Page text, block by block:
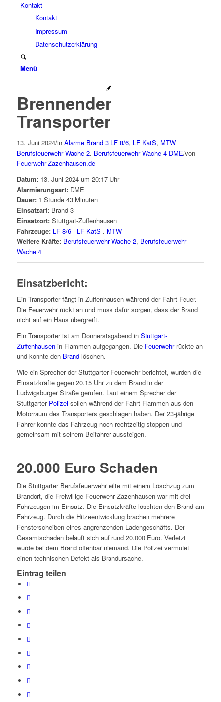
Kontakt
Kontakt
Impressum
Datenschutzerklärung
Menü
Brennender
Transporter
13. Juni 2024/in Alarme Brand 3 LF 8/6, LF KatS, MTW
Berufsfeuerwehr Wache 2, Berufsfeuerwehr Wache 4 DME/von
Feuerwehr-Zazenhausen.de
Datum:13. Juni 2024 um 20:17 Uhr
Alarmierungsart:DME
Dauer:1 Stunde 43 Minuten
Einsatzart:Brand 3
Einsatzort:Stuttgart-Zuffenhausen
Fahrzeuge: LF 8/6 , LF KatS , MTW
Weitere Kräfte: Berufsfeuerwehr Wache 2, Berufsfeuerwehr
Wache 4
Einsatzbericht:
Ein Transporter fängt in Zuffenhausen während der Fahrt Feuer.
Die Feuerwehr rückt an und muss dafür sorgen, dass der Brand
nicht auf ein Haus übergreift.
Ein Transporter ist am Donnerstagabend in Stuttgart-
Zuffenhausenin Flammen aufgegangen. Die Feuerwehrrückte an
und konnte den Brandlöschen.
Wie ein Sprecher der Stuttgarter Feuerwehr berichtet, wurden die
Einsatzkräfte gegen 20.15 Uhr zu dem Brand in der
Ludwigsburger Straße gerufen. Laut einem Sprecher der
Stuttgarter Polizeisollen während der Fahrt Flammen aus den
Motorraum des Transporters geschlagen haben. Der 23-jährige
Fahrer konnte das Fahrzeug noch rechtzeitig stoppen und
gemeinsam mit seinem Beifahrer aussteigen.
20.000 Euro Schaden
Die Stuttgarter Berufsfeuerwehr eilte mit einem Löschzug zum
Brandort, die Freiwillige Feuerwehr Zazenhausen war mit drei
Fahrzeugen im Einsatz. Die Einsatzkräfte löschten den Brand am
Fahrzeug. Durch die Hitzeentwicklung brachen mehrere
Fensterscheiben eines angrenzenden Ladengeschäfts. Der
Gesamtschaden beläuft sich auf rund 20.000 Euro. Verletzt
wurde bei dem Brand offenbar niemand. Die Polizei vermutet
einen technischen Defekt als Brandursache.
Eintrag teilen